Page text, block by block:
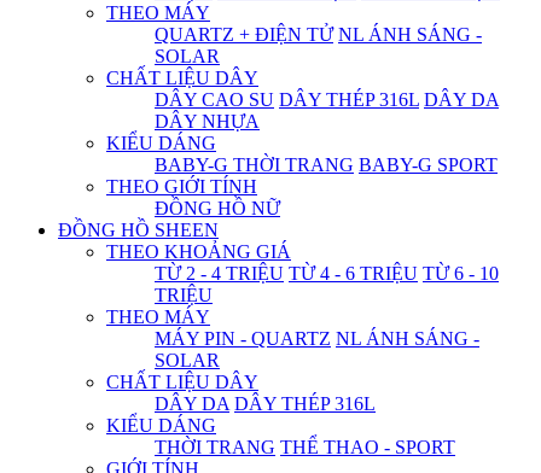
THEO MÁY
QUARTZ + ĐIỆN TỬ NL ÁNH SÁNG -
SOLAR
CHẤT LIỆU DÂY
DÂY CAO SU DÂY THÉP 316L DÂY DA
DÂY NHỰA
KIỂU DÁNG
BABY-G THỜI TRANG BABY-G SPORT
THEO GIỚI TÍNH
ĐỒNG HỒ NỮ
ĐỒNG HỒ SHEEN
THEO KHOẢNG GIÁ
TỪ 2 - 4 TRIỆU TỪ 4 - 6 TRIỆU TỪ 6 - 10
TRIỆU
THEO MÁY
MÁY PIN - QUARTZ NL ÁNH SÁNG -
SOLAR
CHẤT LIỆU DÂY
DÂY DA DÂY THÉP 316L
KIỂU DÁNG
THỜI TRANG THỂ THAO - SPORT
GIỚI TÍNH